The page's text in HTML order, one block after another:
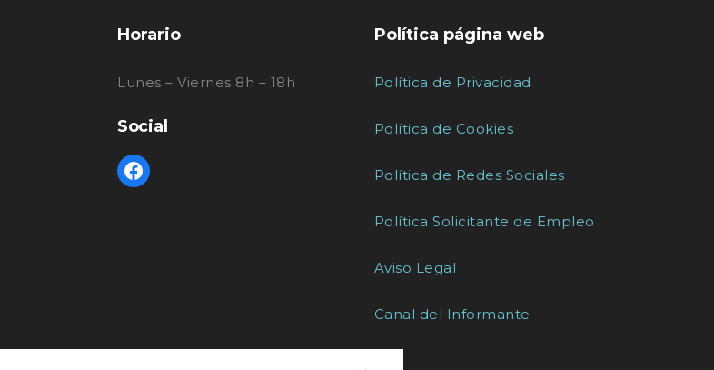
Horario
Lunes – Viernes 8h – 18h
Social
Política página web
Política de Privacidad
Política de Cookies
Política de Redes Sociales
Política Solicitante de Empleo
Aviso Legal
Canal del Informante